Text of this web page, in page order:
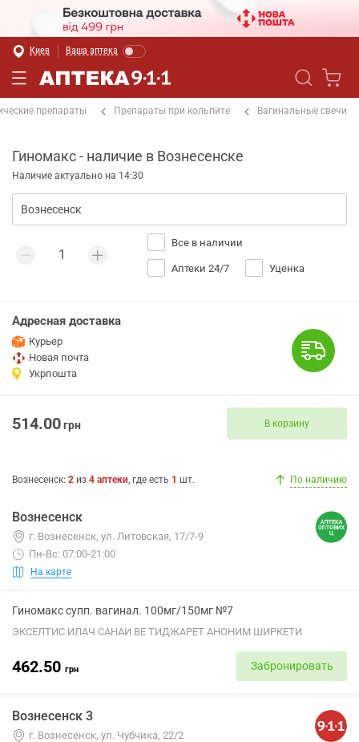
Киев Ваша аптека
препараты Препараты при кольпите Вагинальные свечи
Гиномакс - наличие в Вознесенске
Наличие актуально на 14:30
Все в наличии
Аптеки 24/7 Уценка
Адресная доставка
Курьер
Новая почта
Укрпошта
514.00грн В корзину
Вознесенск: 2 из 4 аптеки, где есть 1 шт. По наличию
Вознесенск
г. Вознесенск, ул. Литовская, 17/7-9
Пн-Вс: 07:00-21:00
На карте
Гиномакс супп. вагинал. 100мг/150мг №7
ЭКСЕЛТИС ИЛАЧ САНАИ ВЕ ТИДЖАРЕТ АНОНИМ ШИРКЕТИ
462.50 грн Забронировать
Вознесенск 3
г. Вознесенск, ул. Чубчика, 22/2